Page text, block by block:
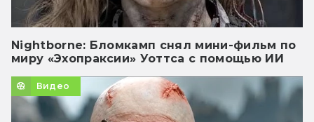
Nightborne: Бломкамп снял мини-фильм по
миру «Эхопраксии» Уоттса с помощью ИИ
Видео